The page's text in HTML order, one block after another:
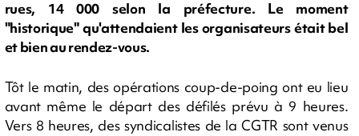
rues, 14 000 selon la préfecture. Le moment
"historique" qu'attendaient les organisateurs était bel
et bien au rendez-vous.
Tôt le matin, des opérations coup-de-poing ont eu lieu
avant même le départ des défilés prévu à 9 heures.
Vers 8 heures, des syndicalistes de la CGTR sont venus